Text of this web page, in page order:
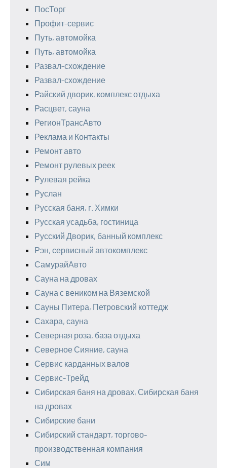
ПосТорг
Профит-сервис
Путь, автомойка
Путь, автомойка
Развал-схождение
Развал-схождение
Райский дворик, комплекс отдыха
Расцвет, сауна
РегионТрансАвто
Реклама и Контакты
Ремонт авто
Ремонт рулевых реек
Рулевая рейка
Руслан
Русская баня, г. Химки
Русская усадьба, гостиница
Русский Дворик, банный комплекс
Рэн, сервисный автокомплекс
СамурайАвто
Сауна на дровах
Сауна с веником на Вяземской
Сауны Питера, Петровский коттедж
Сахара, сауна
Северная роза, база отдыха
Северное Сияние, сауна
Сервис карданных валов
Сервис-Трейд
Сибирская баня на дровах, Сибирская баня
на дровах
Сибирские бани
Сибирский стандарт, торгово-
производственная компания
Сим